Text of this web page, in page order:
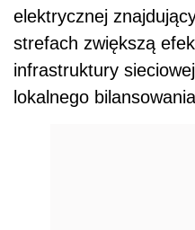
elektrycznej
strefach zwiększą
infrastruktury
lokalnego